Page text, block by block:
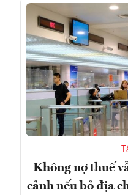
Không nợ thuế
cảnh nếu bỏ địa